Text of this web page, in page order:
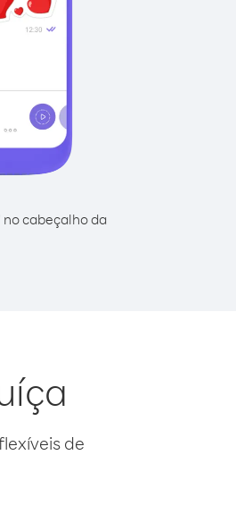
no cabeçalho da
de